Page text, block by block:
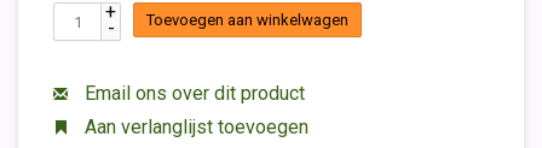
+
- Toevoegen aan winkelwagen
Email ons over dit product
Aan verlanglijst toevoegen